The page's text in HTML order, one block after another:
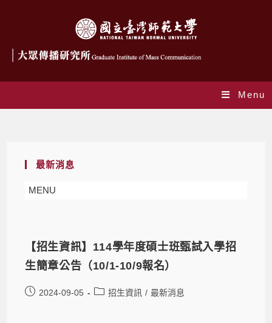
Menu
最新消息
MENU
【招生資訊】114學年度碩士班甄試入學招
生簡章公告（10/1-10/9報名）
2024-09-05 招生資訊 / 最新消息